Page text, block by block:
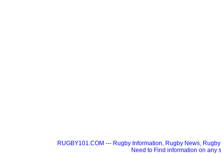
RUGBY101.COM --- Rugby Information, Rugby News,
Need to Find information on any